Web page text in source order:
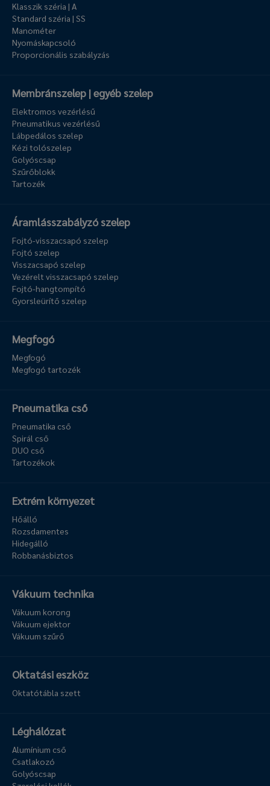
Klasszik széria | A
Standard széria | SS
Manométer
Nyomáskapcsoló
Proporcionális szabályzás
Membránszelep | egyéb szelep
Elektromos vezérlésű
Pneumatikus vezérlésű
Lábpedálos szelep
Kézi tolószelep
Golyóscsap
Szűrőblokk
Tartozék
Áramlásszabályzó szelep
Fojtó-visszacsapó szelep
Fojtó szelep
Visszacsapó szelep
Vezérelt visszacsapó szelep
Fojtó-hangtompító
Gyorsleürítő szelep
Megfogó
Megfogó
Megfogó tartozék
Pneumatika cső
Pneumatika cső
Spirál cső
DUO cső
Tartozékok
Extrém környezet
Hőálló
Rozsdamentes
Hidegálló
Robbanásbiztos
Vákuum technika
Vákuum korong
Vákuum ejektor
Vákuum szűrő
Oktatási eszköz
Oktatótábla szett
Léghálózat
Alumínium cső
Csatlakozó
Golyóscsap